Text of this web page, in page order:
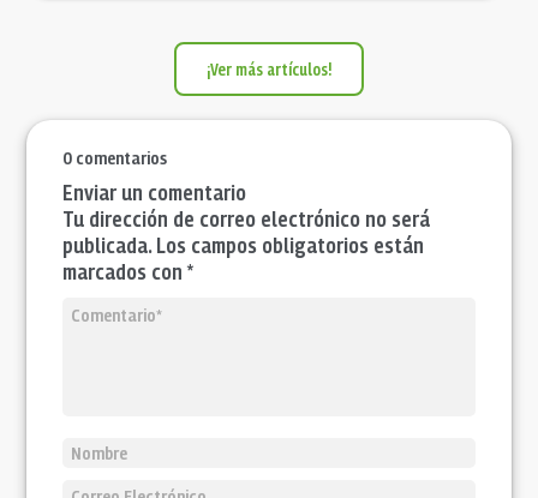
¡Ver más artículos!
0 comentarios
Enviar un comentario
Tu dirección de correo electrónico no será
publicada. Los campos obligatorios están
marcados con *